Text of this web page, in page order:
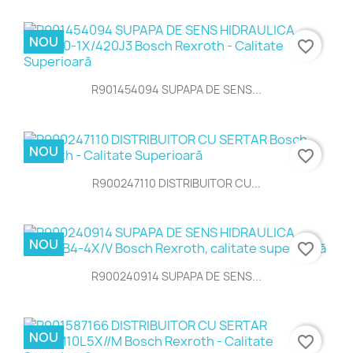
R901454094 SUPAPA DE SENS...
NOU favorite_border
R900247110 DISTRIBUITOR CU...
NOU favorite_border
R900240914 SUPAPA DE SENS...
NOU favorite_border
NOU favorite_border